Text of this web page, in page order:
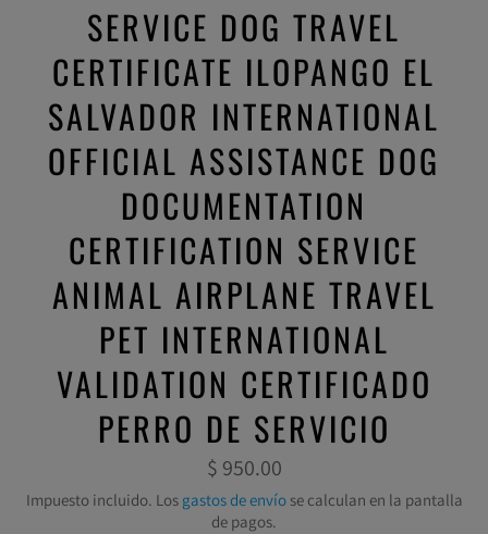
SERVICE DOG TRAVEL
CERTIFICATE ILOPANGO EL
SALVADOR INTERNATIONAL
OFFICIAL ASSISTANCE DOG
DOCUMENTATION
CERTIFICATION SERVICE
ANIMAL AIRPLANE TRAVEL
PET INTERNATIONAL
VALIDATION CERTIFICADO
PERRO DE SERVICIO
Precio
habitual
$ 950.00
Impuesto incluido. Los gastos de envíose calculan en la pantalla
de pagos.